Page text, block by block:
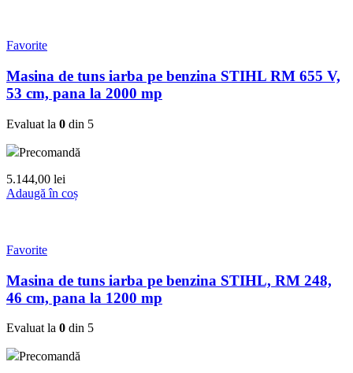
Favorite
Masina de tuns iarba pe benzina STIHL RM 655 V,
53 cm, pana la 2000 mp
Evaluat la 0 din 5
Precomandă
5.144,00 lei
Adaugă în coș
Favorite
Masina de tuns iarba pe benzina STIHL, RM 248,
46 cm, pana la 1200 mp
Evaluat la 0 din 5
Precomandă